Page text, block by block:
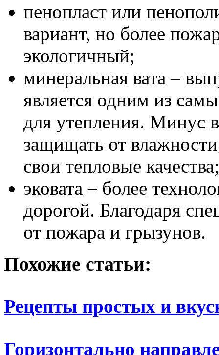
пенопласт или
вариант, но более
экологичный;
минеральная вата –
является одним из
для утепления. Минус
защищать от
свои тепловые качества;
эковата – более
дорогой. Благодаря
от пожара и грызунов.
Похожие статьи:
Рецепты простых и
Горизонтально